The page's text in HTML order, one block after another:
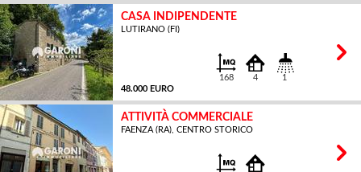
CASA INDIPENDENTE
LUTIRANO (FI)
48.000 EURO
168 4 1
ATTIVITÀ COMMERCIALE
FAENZA (RA), CENTRO STORICO